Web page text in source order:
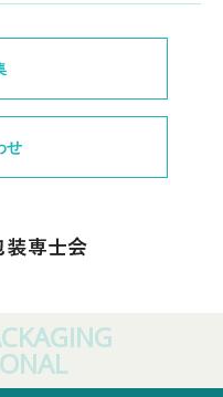
せ